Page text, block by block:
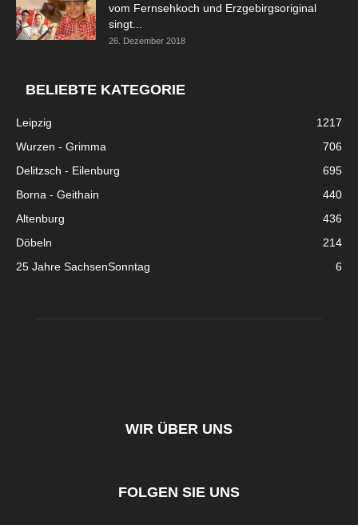
vom Fernsehkoch und Erzgebirgsoriginal
singt...
26. Dezember 2018
BELIEBTE KATEGORIE
Leipzig
1217
Wurzen - Grimma
706
Delitzsch - Eilenburg
695
Borna - Geithain
440
Altenburg
436
Döbeln
214
25 Jahre SachsenSonntag
6
WIR ÜBER UNS
FOLGEN SIE UNS